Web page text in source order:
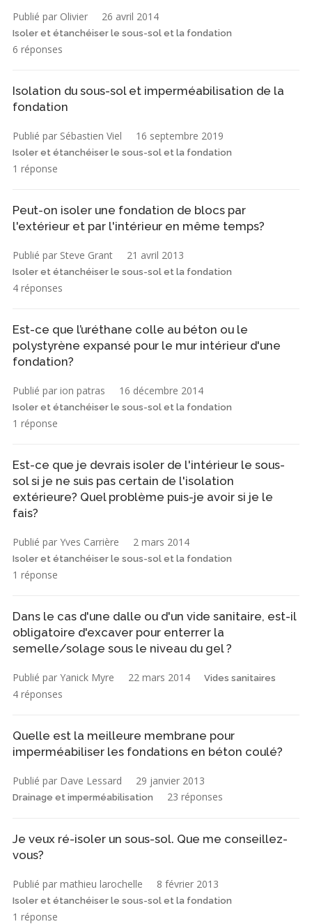
Publié par Olivier 26 avril 2014
Isoler et étanchéiser le sous-sol et la fondation
6 réponses
Isolation du sous-sol et imperméabilisation de la
fondation
Publié par Sébastien Viel 16 septembre 2019
Isoler et étanchéiser le sous-sol et la fondation
1 réponse
Peut-on isoler une fondation de blocs par
l'extérieur et par l'intérieur en même temps?
Publié par Steve Grant 21 avril 2013
Isoler et étanchéiser le sous-sol et la fondation
4 réponses
Est-ce que l’uréthane colle au béton ou le
polystyrène expansé pour le mur intérieur d'une
fondation?
Publié par ion patras 16 décembre 2014
Isoler et étanchéiser le sous-sol et la fondation
1 réponse
Est-ce que je devrais isoler de l'intérieur le sous-
sol si je ne suis pas certain de l'isolation
extérieure? Quel problème puis-je avoir si je le
fais?
Publié par Yves Carrière 2 mars 2014
Isoler et étanchéiser le sous-sol et la fondation
1 réponse
Dans le cas d'une dalle ou d'un vide sanitaire, est-il
obligatoire d'excaver pour enterrer la
semelle/solage sous le niveau du gel ?
Publié par Yanick Myre 22 mars 2014 Vides sanitaires
4 réponses
Quelle est la meilleure membrane pour
imperméabiliser les fondations en béton coulé?
Publié par Dave Lessard 29 janvier 2013
Drainage et imperméabilisation 23 réponses
Je veux ré-isoler un sous-sol. Que me conseillez-
vous?
Publié par mathieu larochelle 8 février 2013
Isoler et étanchéiser le sous-sol et la fondation
1 réponse